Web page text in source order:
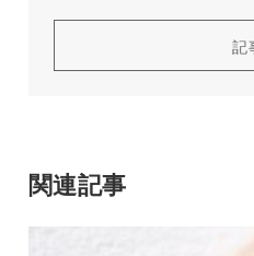
記
関連記事